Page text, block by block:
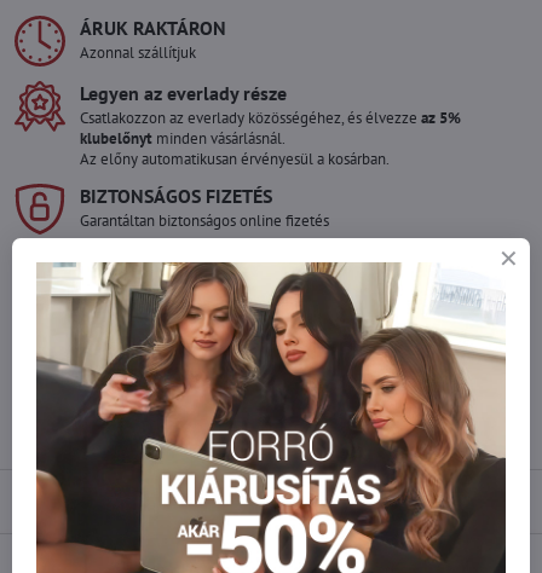
ÁRUK RAKTÁRON
Azonnal szállítjuk
Legyen az everlady része
Csatlakozzon az everlady közösségéhez, és élvezze az 5%
klubelőnyt minden vásárlásnál.
Az előny automatikusan érvényesül a kosárban.
BIZTONSÁGOS FIZETÉS
Garantáltan biztonságos online fizetés
Szeretne több terméket rendelni mint
amennyi raktáron van?
Ne habozzon kapcsolatba lépni velünk, raktárra szállítjuk az árut!
info​@everlady​.eu
Leírás
0